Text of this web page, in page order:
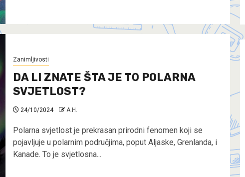
Zanimljivosti
DA LI ZNATE ŠTA JE TO POLARNA
SVJETLOST?
24/10/2024 A.H.
Polarna svjetlost je prekrasan prirodni fenomen koji se
pojavljuje u polarnim područjima, poput Aljaske, Grenlanda, i
Kanade. To je svjetlosna...